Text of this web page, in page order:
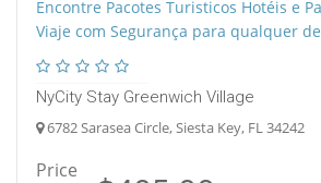
NyCity Stay Greenwich Village
6782 Sarasea Circle, Siesta Key, FL 34242
Price